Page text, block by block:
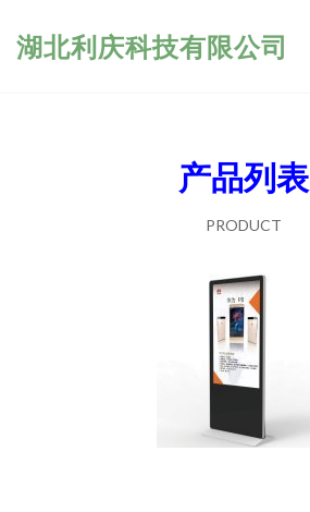
湖北利庆科技有限公司
产品列表
PRODUCT